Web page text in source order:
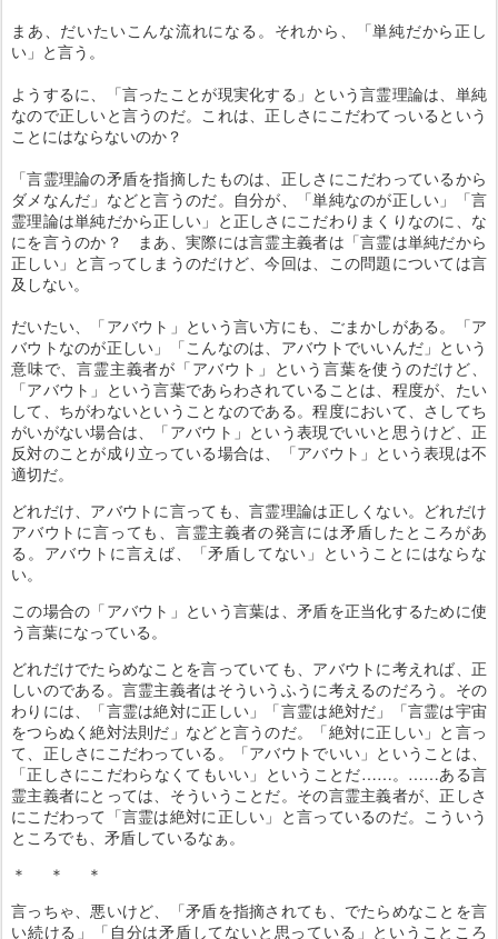
まあ、だいたいこんな流れになる。それから、「単純だから正し
い」と言う。
ようするに、「言ったことが現実化する」という言霊理論は、単純
なので正しいと言うのだ。これは、正しさにこだわてっいるという
ことにはならないのか？
「言霊理論の矛盾を指摘したものは、正しさにこだわっているから
ダメなんだ」などと言うのだ。自分が、「単純なのが正しい」「言
霊理論は単純だから正しい」と正しさにこだわりまくりなのに、な
にを言うのか？ まあ、実際には言霊主義者は「言霊は単純だから
正しい」と言ってしまうのだけど、今回は、この問題については言
及しない。
だいたい、「アバウト」という言い方にも、ごまかしがある。「ア
バウトなのが正しい」「こんなのは、アバウトでいいんだ」という
意味で、言霊主義者が「アバウト」という言葉を使うのだけど、
「アバウト」という言葉であらわされていることは、程度が、たい
して、ちがわないということなのである。程度において、さしてち
がいがない場合は、「アバウト」という表現でいいと思うけど、正
反対のことが成り立っている場合は、「アバウト」という表現は不
適切だ。
どれだけ、アバウトに言っても、言霊理論は正しくない。どれだけ
アバウトに言っても、言霊主義者の発言には矛盾したところがあ
る。アバウトに言えば、「矛盾してない」ということにはならな
い。
この場合の「アバウト」という言葉は、矛盾を正当化するために使
う言葉になっている。
どれだけでたらめなことを言っていても、アバウトに考えれば、正
しいのである。言霊主義者はそういうふうに考えるのだろう。その
わりには、「言霊は絶対に正しい」「言霊は絶対だ」「言霊は宇宙
をつらぬく絶対法則だ」などと言うのだ。「絶対に正しい」と言っ
て、正しさにこだわっている。「アバウトでいい」ということは、
「正しさにこだわらなくてもいい」ということだ……。……ある言
霊主義者にとっては、そういうことだ。その言霊主義者が、正しさ
にこだわって「言霊は絶対に正しい」と言っているのだ。こういう
ところでも、矛盾しているなぁ。
＊ ＊ ＊
言っちゃ、悪いけど、「矛盾を指摘されても、でたらめなことを言
い続ける」「自分は矛盾してないと思っている」ということころ